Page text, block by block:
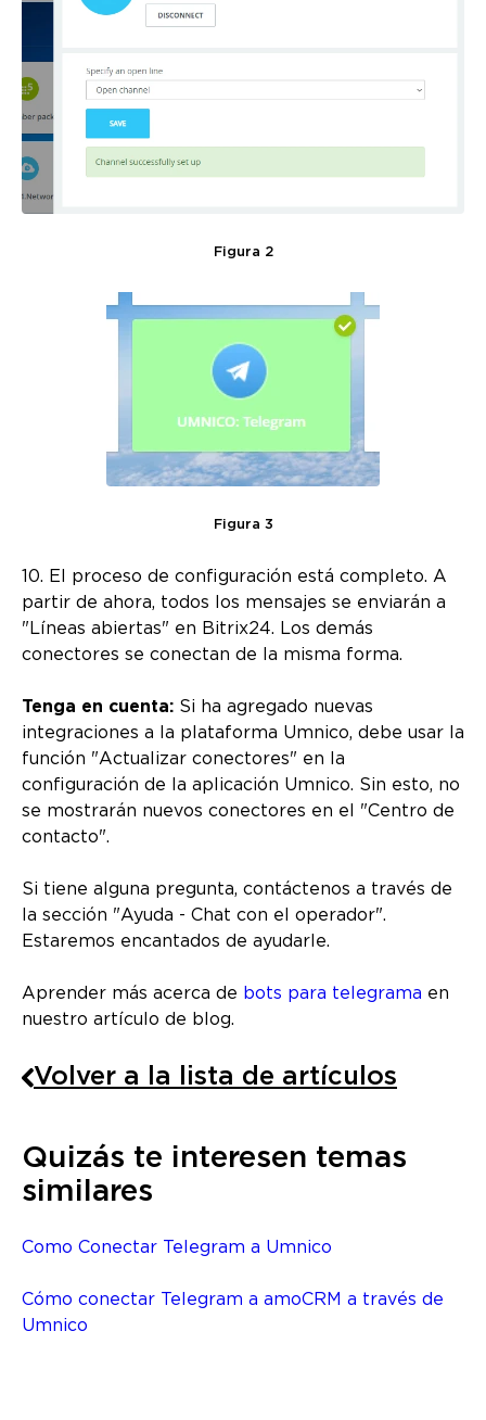
Figura 2
Figura 3
10. El proceso de configuración está completo. A
partir de ahora, todos los mensajes se enviarán a
"Líneas abiertas" en Bitrix24. Los demás
conectores se conectan de la misma forma.
Tenga en cuenta: Si ha agregado nuevas
integraciones a la plataforma Umnico, debe usar la
función "Actualizar conectores" en la
configuración de la aplicación Umnico. Sin esto, no
se mostrarán nuevos conectores en el "Centro de
contacto".
Si tiene alguna pregunta, contáctenos a través de
la sección "Ayuda - Chat con el operador".
Estaremos encantados de ayudarle.
Aprender más acerca de bots para telegrama en
nuestro artículo de blog.
Volver a la lista de artículos
Quizás te interesen temas
similares
Como Conectar Telegram a Umnico
Cómo conectar Telegram a amoCRM a través de
Umnico